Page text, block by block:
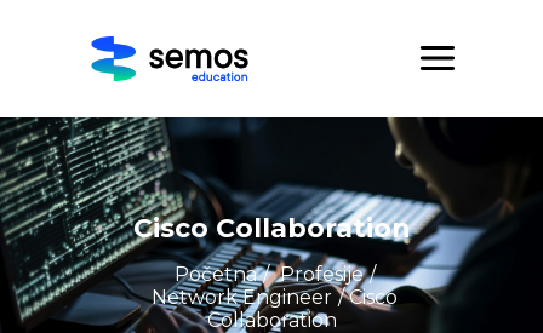
Cisco Collaboration
Početna / Profesije /
Network Engineer / Cisco
Collaboration